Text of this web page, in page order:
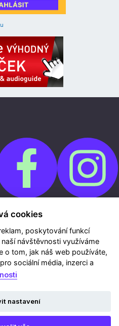
RSS
cookies
poskytování funkcí
návštěvnosti využíváme
o tom, jak náš web používáte,
sociální média, inzerci a
nastavení